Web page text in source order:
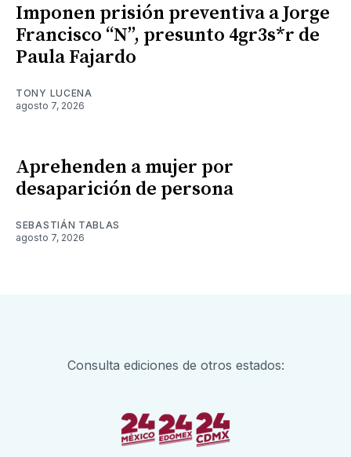
Imponen prisión preventiva a Jorge
Francisco “N”, presunto 4gr3s*r de
Paula Fajardo
TONY LUCENA
agosto 7, 2026
Aprehenden a mujer por
desaparición de persona
SEBASTIÁN TABLAS
agosto 7, 2026
Consulta ediciones de otros estados: